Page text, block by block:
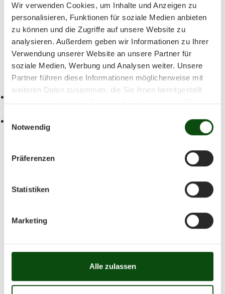
Wir verwenden Cookies, um Inhalte und Anzeigen zu
personalisieren, Funktionen für soziale Medien anbieten
zu können und die Zugriffe auf unsere Website zu
analysieren. Außerdem geben wir Informationen zu Ihrer
Verwendung unserer Website an unsere Partner für
soziale Medien, Werbung und Analysen weiter. Unsere
Partner führen diese Informationen möglicherweise mit
weiteren Daten zusammen, die Sie ihnen bereitgestellt
Notwendig
Präferenzen
Statistiken
Marketing
Alle zulassen
Juni 2026
Mo Di Mi Do Fr Sa So
01 02 03 04 05 06 07 08 09
11 12 13 14 15 16 17 18 19
08.06.2026 - 02.08.2026